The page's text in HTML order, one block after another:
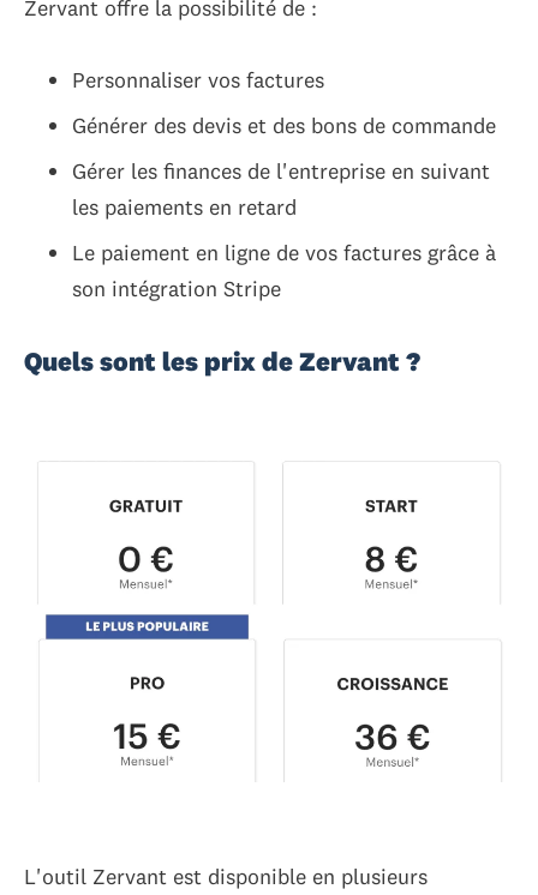
Zervant offre la possibilité de :
Personnaliser vos factures
Générer des devis et des bons de commande
Gérer les finances de l'entreprise en suivant
les paiements en retard
Le paiement en ligne de vos factures grâce à
son intégration Stripe
Quels sont les prix de Zervant ?
L'outil Zervant est disponible en plusieurs